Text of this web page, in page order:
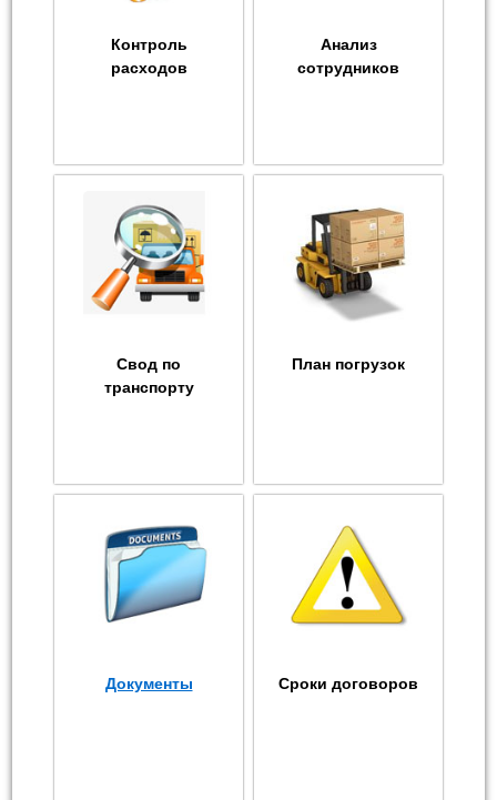
Контроль
расходов
Анализ
сотрудников
Свод по
транспорту
План погрузок
Документы Сроки договоров